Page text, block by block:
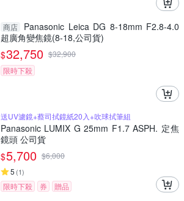
商店
Panasonic Leica DG 8-18mm F2.8-4.0
超廣角變焦鏡(8-18,公司貨)
$32,750 $32,900
限時下殺
送UV濾鏡+蔡司拭鏡紙20入+吹球拭筆組
Panasonic LUMIX G 25mm F1.7 ASPH. 定焦
鏡頭 公司貨
$5,700 $6,000
5 (1)
限時下殺 券 贈品